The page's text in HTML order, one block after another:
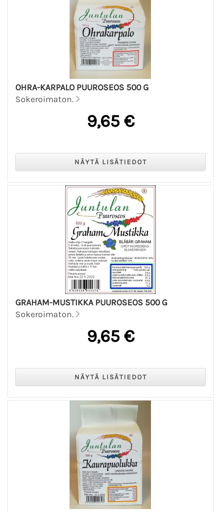
OHRA-KARPALO PUUROSEOS 500 G
Sokeroimaton.
9,65 €
GRAHAM-MUSTIKKA PUUROSEOS 500 G
Sokeroimaton.
9,65 €